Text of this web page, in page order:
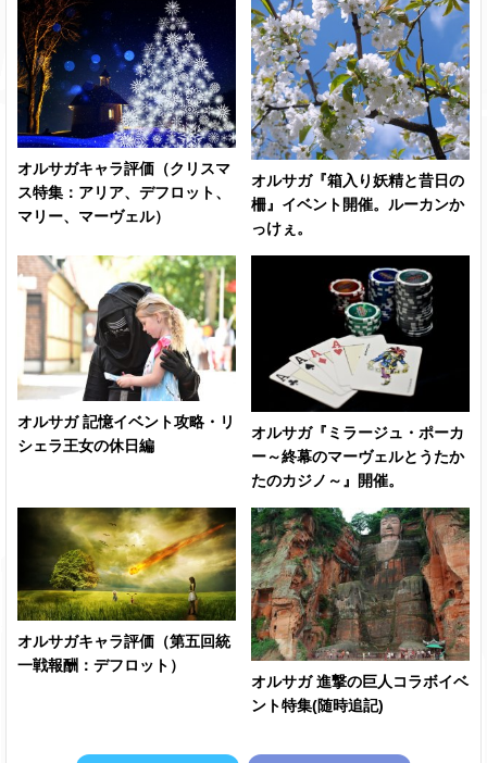
オルサガキャラ評価（クリスマ
ス特集：アリア、デフロット、
マリー、マーヴェル）
オルサガ『箱入り妖精と昔日の
柵』イベント開催。ルーカンか
っけぇ。
オルサガ 記憶イベント攻略・リ
シェラ王女の休日編
オルサガ『ミラージュ・ポーカ
ー～終幕のマーヴェルとうたか
たのカジノ～』開催。
オルサガキャラ評価（第五回統
一戦報酬：デフロット）
オルサガ 進撃の巨人コラボイベ
ント特集(随時追記)